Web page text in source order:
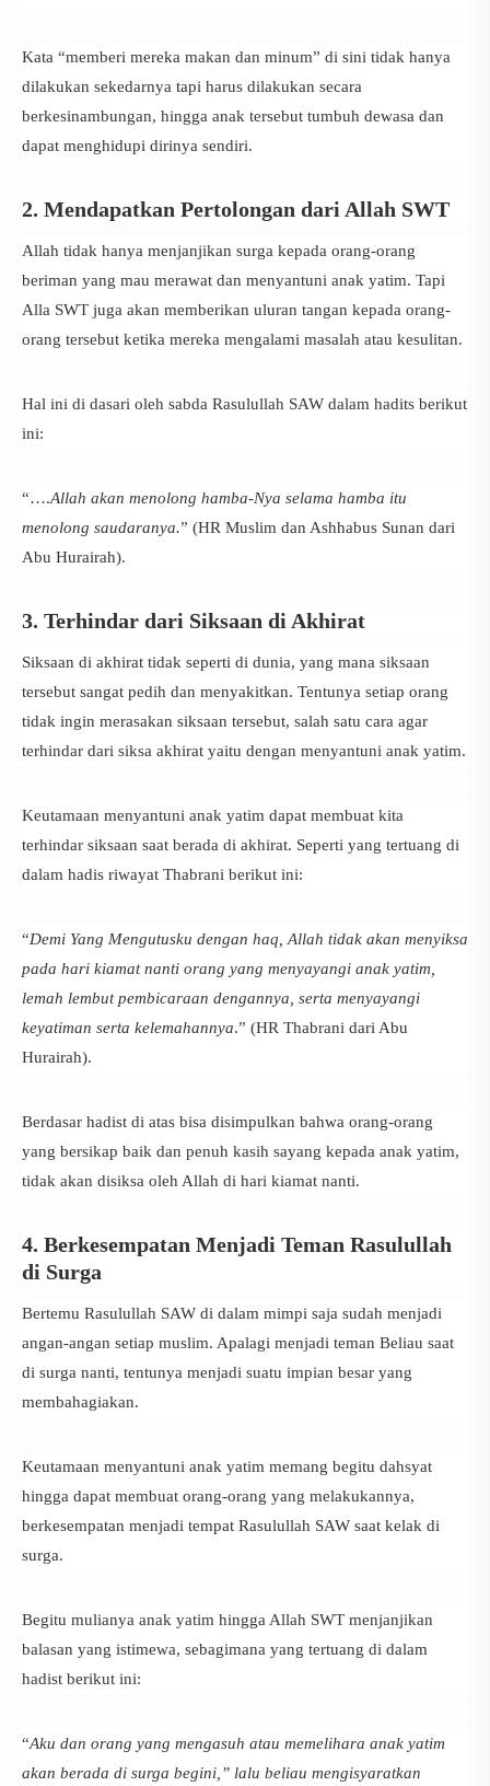
Kata “memberi mereka makan dan minum” di sini tidak hanya
dilakukan sekedarnya tapi harus dilakukan secara
berkesinambungan, hingga anak tersebut tumbuh dewasa dan
dapat menghidupi dirinya sendiri.
2. Mendapatkan Pertolongan dari Allah SWT
Allah tidak hanya menjanjikan surga kepada orang-orang
beriman yang mau merawat dan menyantuni anak yatim. Tapi
Alla SWT juga akan memberikan uluran tangan kepada orang-
orang tersebut ketika mereka mengalami masalah atau kesulitan.
Hal ini di dasari oleh sabda Rasulullah SAW dalam hadits berikut
ini:
“….Allah akan menolong hamba-Nya selama hamba itu
menolong saudaranya.” (HR Muslim dan Ashhabus Sunan dari
Abu Hurairah).
3. Terhindar dari Siksaan di Akhirat
Siksaan di akhirat tidak seperti di dunia, yang mana siksaan
tersebut sangat pedih dan menyakitkan. Tentunya setiap orang
tidak ingin merasakan siksaan tersebut, salah satu cara agar
terhindar dari siksa akhirat yaitu dengan menyantuni anak yatim.
Keutamaan menyantuni anak yatim dapat membuat kita
terhindar siksaan saat berada di akhirat. Seperti yang tertuang di
dalam hadis riwayat Thabrani berikut ini:
“Demi Yang Mengutusku dengan haq, Allah tidak akan menyiksa
pada hari kiamat nanti orang yang menyayangi anak yatim,
lemah lembut pembicaraan dengannya, serta menyayangi
keyatiman serta kelemahannya.” (HR Thabrani dari Abu
Hurairah).
Berdasar hadist di atas bisa disimpulkan bahwa orang-orang
yang bersikap baik dan penuh kasih sayang kepada anak yatim,
tidak akan disiksa oleh Allah di hari kiamat nanti.
4. Berkesempatan Menjadi Teman Rasulullah
di Surga
Bertemu Rasulullah SAW di dalam mimpi saja sudah menjadi
angan-angan setiap muslim. Apalagi menjadi teman Beliau saat
di surga nanti, tentunya menjadi suatu impian besar yang
membahagiakan.
Keutamaan menyantuni anak yatim memang begitu dahsyat
hingga dapat membuat orang-orang yang melakukannya,
berkesempatan menjadi tempat Rasulullah SAW saat kelak di
surga.
Begitu mulianya anak yatim hingga Allah SWT menjanjikan
balasan yang istimewa, sebagimana yang tertuang di dalam
hadist berikut ini:
“Aku dan orang yang mengasuh atau memelihara anak yatim
akan berada di surga begini,” lalu beliau mengisyaratkan